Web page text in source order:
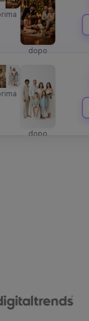
dopo
dopo